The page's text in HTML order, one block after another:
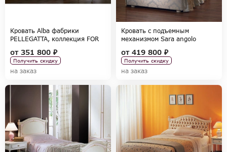
Кровать Alba фабрики
PELLEGATTA, коллекция FOR
от351 800 ₽
Получить скидку
на заказ
Кровать с подъемным
механизмом Sara angolo
коллекция FOR GIRLS
от419 800 ₽
Получить скидку
на заказ